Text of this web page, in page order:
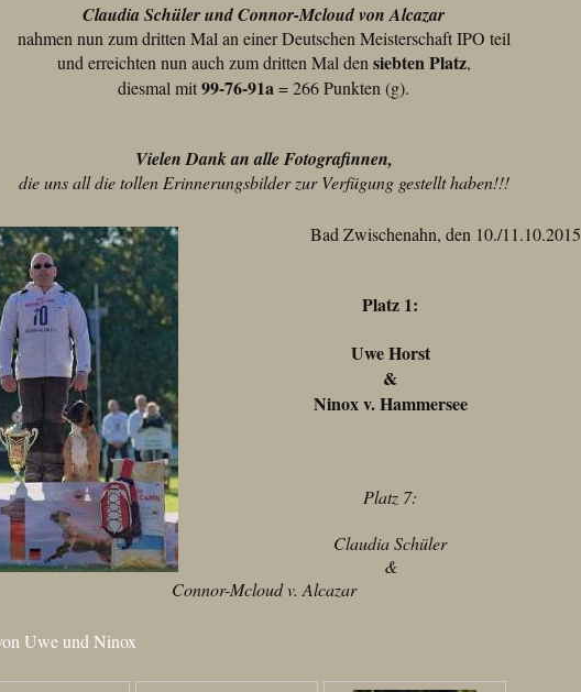
Claudia Schüler und Connor-Mcloud von Alcazar
nahmen nun zum dritten Mal an einer Deutschen Meisterschaft IPO teil
und erreichten nun auch zum dritten Mal den siebten Platz,
diesmal mit99-76-91a= 266 Punkten (g).
Vielen Dank an alle Fotografinnen,
die uns all die tollen Erinnerungsbilder zur Verfügung gestellt haben!!!
Bad Zwischenahn, den 10./11.10.2015
Platz 1:
Uwe Horst
&
Ninox v. Hammersee
Platz 7:
Claudia Schüler
&
Connor-Mcloud v. Alcazar
Uwe und Ninox